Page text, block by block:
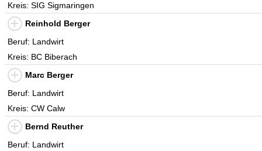
Kreis: SIG Sigmaringen
Reinhold Berger
Beruf: Landwirt
Kreis: BC Biberach
Marc Berger
Beruf: Landwirt
Kreis: CW Calw
Bernd Reuther
Beruf: Landwirt